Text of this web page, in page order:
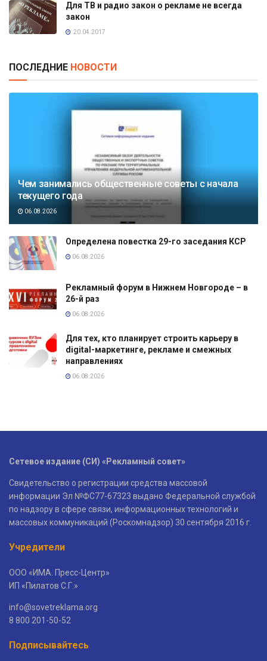
Для ТВ и радио закон о рекламе не всегда
закон
20.04.2017
ПОСЛЕДНИЕ НОВОСТИ
Чем занимались общественные советы с начала
текущего года
06.08.2026
Определена повестка 29-го заседания КСР
06.08.2026
Рекламный форум в Нижнем Новгороде – в
26-й раз
06.08.2026
Для тех, кто планирует строить карьеру в
digital-маркетинге, рекламе и смежных
направлениях
06.08.2026
Сетевое издание (СИ) «Рекламный совет»
Свидетельство о регистрации средства массовой
информации Эл №ФС77-67323 выдано Федеральной службой
по надзору в сфере связи, информационных технологий и
массовых коммуникаций (Роскомнадзор) 30 сентября 2016 г.
Учредители
ООО «ИМА. Пресс-Центр»
ИП «Пилатов С.Г.»
info@sovetreklama.org
8 800 201-50-52
Подписывайтесь